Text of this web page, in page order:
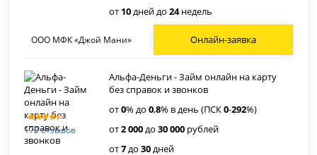
от 10дней до24недель
ООО МФК «Джой Мани» Онлайн-заявка
170 отзывов
Альфа-Деньги - Займ онлайн на карту
без справок и звонков
от0% до0,8% в день (ПСК0-292%)
от2 000до30 000 рублей
от7до30дней